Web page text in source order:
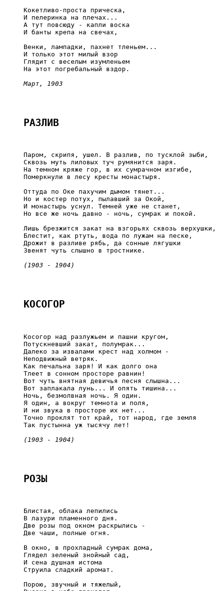
     Кокетливо-проста прическа,
     И пелеринка на плечах...
     А тут повсюду - капли воска
     И банты крепа на свечах,
     Венки, лампадки, пахнет тленьем...
     И только этот милый взор
     Глядит с веселым изумленьем
     На этот погребальный вздор.
Март, 1903
РАЗЛИВ
     Паром, скрипя, ушел. В разлив, по тусклой зыби,
     Сквозь муть лиловых туч румянится заря.
     На темном кряже гор, в их сумрачном изгибе,
     Померкнули в лесу кресты монастыря.
     Оттуда по Оке пахучим дымом тянет...
     Но и костер потух, пылавший за Окой,
     И монастырь уснул. Темней уже не станет,
     Но все же ночь давно - ночь, сумрак и покой.
     Лишь брезжится закат на взгорьях сквозь верхушки,
     Блестит, как ртуть, вода по лужам на песке,
     Дрожит в разливе рябь, да сонные лягушки
     Звенят чуть слышно в тростнике.
(1903 - 1904)
КОСОГОР
     Косогор над разлужьем и пашни кругом,
     Потускневший закат, полумрак...
     Далеко за извалами крест над холмом -
     Неподвижный ветряк.
     Как печальна заря! И как долго она
     Тлеет в сонном просторе равнин!
     Вот чуть внятная девичья песня слышна...
     Вот заплакала лунь... И опять тишина...
     Ночь, безмолвная ночь. Я один.
     Я один, а вокруг темнота и поля,
     И ни звука в просторе их нет...
     Точно проклят тот край, тот народ, где земля
     Так пустынна уж тысячу лет!
(1903 - 1904)
РОЗЫ
     Блистая, облака лепились
     В лазури пламенного дня.
     Две розы под окном раскрылись -
     Две чаши, полные огня.
     В окно, в прохладный сумрак дома,
     Глядел зеленый знойный сад,
     И сена душная истома
     Струила сладкий аромат.
     Порою, звучный и тяжелый,